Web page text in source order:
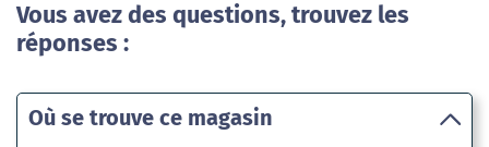
Vous avez des questions, trouvez les
réponses :
Où se trouve ce magasin